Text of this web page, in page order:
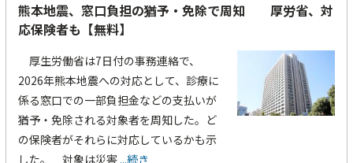
熊本地震、窓口負担の猶予・免除で周知 厚労省、対
応保険者も【無料】
厚生労働省は7日付の事務連絡で、
2026年熊本地震への対応として、診療に
係る窓口での一部負担金などの支払いが
猶予・免除される対象者を周知した。ど
の保険者がそれらに対応しているかも示
した。 対象は災害...続き